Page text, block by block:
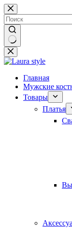
Перейти
к
сути
Ничего
не
Главная
Мужские
Товары
Платья